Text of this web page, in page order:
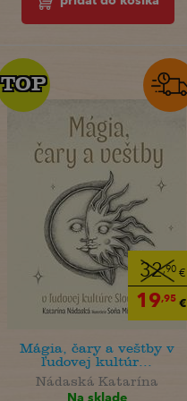
32,90€
19,95€
TOP
TOP
Mágia, čary a veštby v
ľudovej kultúr...
Nádaská Katarína
Na sklade